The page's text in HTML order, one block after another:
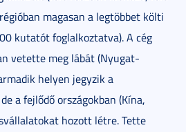
magasan a legtöbbet költi
kutatót foglalkoztatva). A cég
vetette meg lábát (Nyugat-
helyen jegyzik a
a fejlődő országokban (Kína,
hozott létre. Tette